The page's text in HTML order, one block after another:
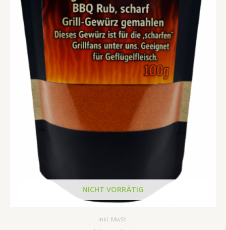
NICHT VORRÄTIG
inkl. MwSt.